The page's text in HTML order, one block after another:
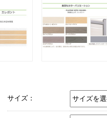
サイズ：